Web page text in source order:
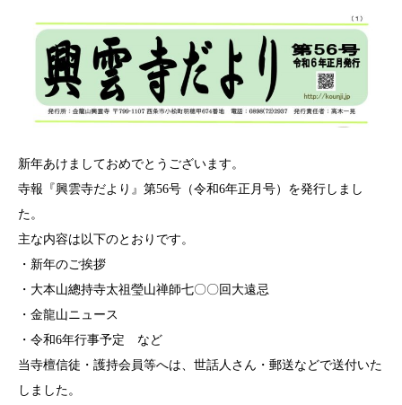
新年あけましておめでとうございます。
寺報『興雲寺だより』第56号（令和6年正月号）を発行しまし
た。
主な内容は以下のとおりです。
・新年のご挨拶
・大本山總持寺太祖瑩山禅師七〇〇回大遠忌
・金龍山ニュース
・令和6年行事予定 など
当寺檀信徒・護持会員等へは、世話人さん・郵送などで送付いた
しました。